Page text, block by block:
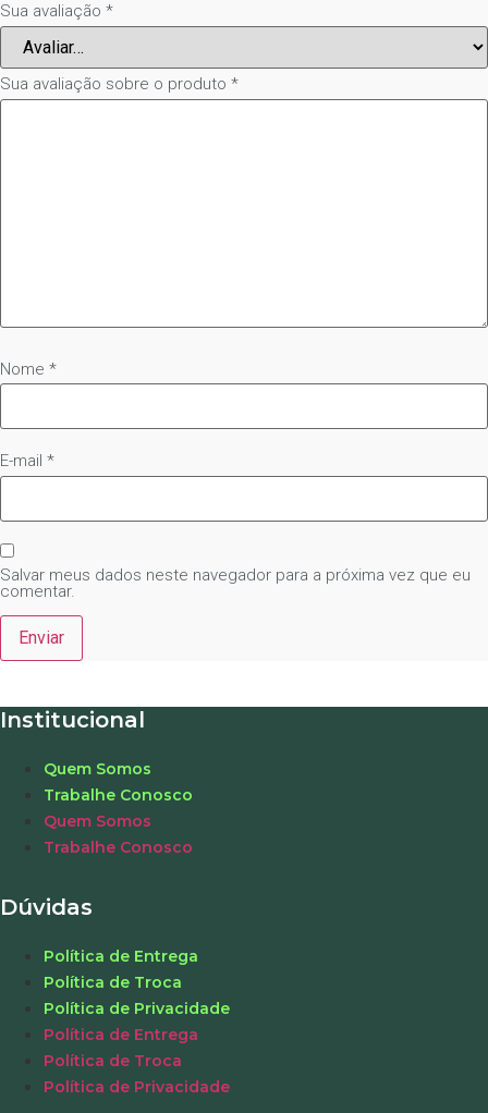
Sua avaliação *
Sua avaliação sobre o produto *
Nome *
E-mail *
Salvar meus dados neste navegador para a próxima vez que eu
comentar.
Institucional
Quem Somos
Trabalhe Conosco
Quem Somos
Trabalhe Conosco
Dúvidas
Política de Entrega
Política de Troca
Política de Privacidade
Política de Entrega
Política de Troca
Política de Privacidade